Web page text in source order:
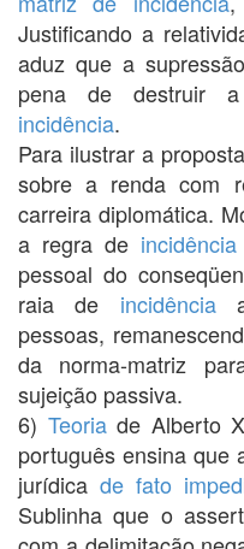
Justificando a
aduz que a
pena de destruir a
incidência.
Para ilustrar a
sobre a renda com
carreira diplomática.
a regra de incidência
pessoal do
raia de incidência
pessoas,
da norma-matriz
sujeição passiva.
6) Teoriade Alberto
português ensina que
jurídica de fato
Sublinha que o